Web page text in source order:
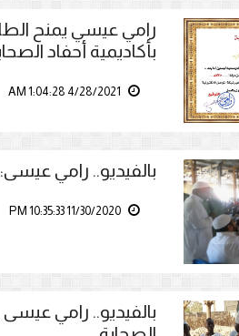
رامي عيسي يمنح
بأكاديمية أحفاد
بالفيديو.. رامي
بالفيديو.. رامي